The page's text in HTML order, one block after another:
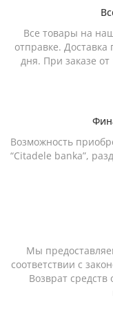
Все товары на
отправке.
дня. При заказе
Возможность
“Citadele banka”,
Мы
соответствии с
Возврат